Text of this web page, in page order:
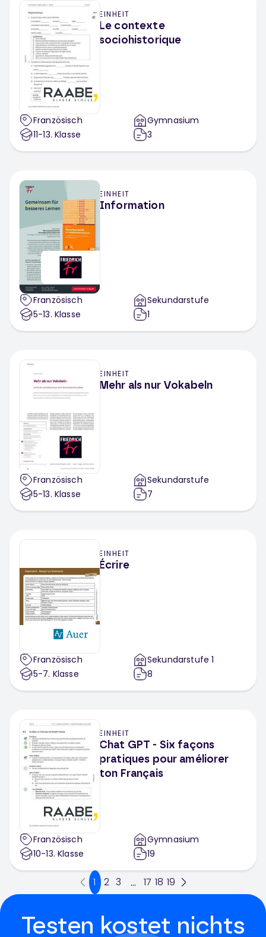
EINHEIT
Le contexte
sociohistorique
Französisch
11-13. Klasse
Gymnasium
3
EINHEIT
Information
Französisch
5-13. Klasse
Sekundarstufe
1
EINHEIT
Mehr als nur Vokabeln
Französisch
5-13. Klasse
Sekundarstufe
7
EINHEIT
Écrire
Französisch
5-7. Klasse
Sekundarstufe 1
8
EINHEIT
Chat GPT - Six façons
pratiques pour améliorer
ton Français
Französisch
10-13. Klasse
Gymnasium
19
1 2 3 ... 17 18 19
Testen kostet nichts